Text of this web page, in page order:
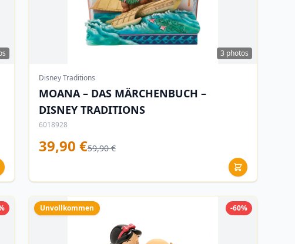
3 photos
Disney Traditions
MOANA – DAS MÄRCHENBUCH –
DISNEY TRADITIONS
6018928
39,90 €59,90 €
Unvollkommen -60%